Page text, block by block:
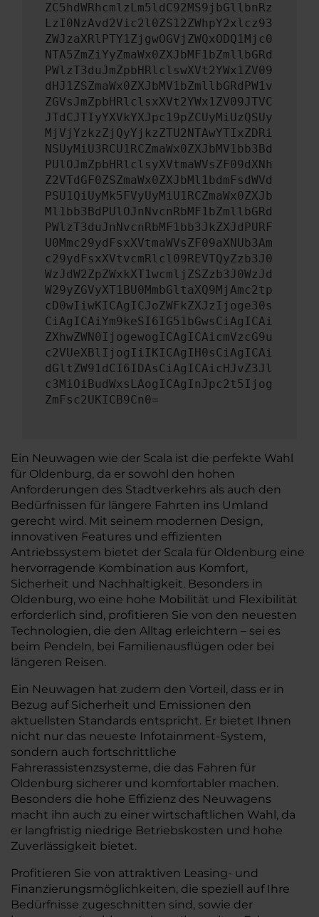
ZC5hdWRhcmlzLm5ldC92MS9jbGllbnRz
LzI0NzAvd2Vic2l0ZS12ZWhpY2xlcz93
ZWJzaXRlPTY1ZjgwOGVjZWQxODQ1Mjc0
NTA5ZmZiYyZmaWx0ZXJbMF1bZmllbGRd
PWlzT3duJmZpbHRlclswXVt2YWx1ZV09
dHJ1ZSZmaWx0ZXJbMV1bZmllbGRdPW1v
ZGVsJmZpbHRlclsxXVt2YWx1ZV09JTVC
JTdCJTIyYXVkYXJpc19pZCUyMiUzQSUy
MjVjYzkzZjQyYjkzZTU2NTAwYTIxZDRi
NSUyMiU3RCU1RCZmaWx0ZXJbMV1bb3Bd
PUlOJmZpbHRlclsyXVtmaWVsZF09dXNh
Z2VTdGF0ZSZmaWx0ZXJbMl1bdmFsdWVd
PSU1QiUyMk5FVyUyMiU1RCZmaWx0ZXJb
Ml1bb3BdPUlOJnNvcnRbMF1bZmllbGRd
PWlzT3duJnNvcnRbMF1bb3JkZXJdPURF
U0Mmc29ydFsxXVtmaWVsZF09aXNUb3Am
c29ydFsxXVtvcmRlcl09REVTQyZzb3J0
WzJdW2ZpZWxkXT1wcmljZSZzb3J0WzJd
W29yZGVyXT1BU0MmbGltaXQ9MjAmc2tp
cD0wIiwKICAgICJoZWFkZXJzIjoge30s
CiAgICAiYm9keSI6IG51bGwsCiAgICAi
ZXhwZWN0IjogewogICAgICAicmVzcG9u
c2VUeXBlIjogIiIKICAgIH0sCiAgICAi
dGltZW91dCI6IDAsCiAgICAicHJvZ3Jl
c3MiOiBudWxsLAogICAgInJpc2t5Ijog
ZmFsc2UKICB9Cn0=
Ein Neuwagen wie der Scala ist die perfekte Wahl
für Oldenburg, da er sowohl den hohen
Anforderungen des Stadtverkehrs als auch den
Bedürfnissen für längere Fahrten ins Umland
gerecht wird. Mit seinem modernen Design,
innovativen Features und effizienten
Antriebssystem bietet der Scala für Oldenburg eine
hervorragende Kombination aus Komfort,
Sicherheit und Nachhaltigkeit. Besonders in
Oldenburg, wo eine hohe Mobilität und Flexibilität
erforderlich sind, profitieren Sie von den neuesten
Technologien, die den Alltag erleichtern – sei es
beim Pendeln, bei Familienausflügen oder bei
längeren Reisen.
Ein Neuwagen hat zudem den Vorteil, dass er in
Bezug auf Sicherheit und Emissionen den
aktuellsten Standards entspricht. Er bietet Ihnen
nicht nur das neueste Infotainment-System,
sondern auch fortschrittliche
Fahrerassistenzsysteme, die das Fahren für
Oldenburg sicherer und komfortabler machen.
Besonders die hohe Effizienz des Neuwagens
macht ihn auch zu einer wirtschaftlichen Wahl, da
er langfristig niedrige Betriebskosten und hohe
Zuverlässigkeit bietet.
Profitieren Sie von attraktiven Leasing- und
Finanzierungsmöglichkeiten, die speziell auf Ihre
Bedürfnisse zugeschnitten sind, sowie der